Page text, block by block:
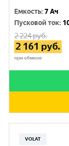
Емкость:7 Ач
Пусковой ток:
2 224руб.
2 161 руб.
при обмене
VOLAT